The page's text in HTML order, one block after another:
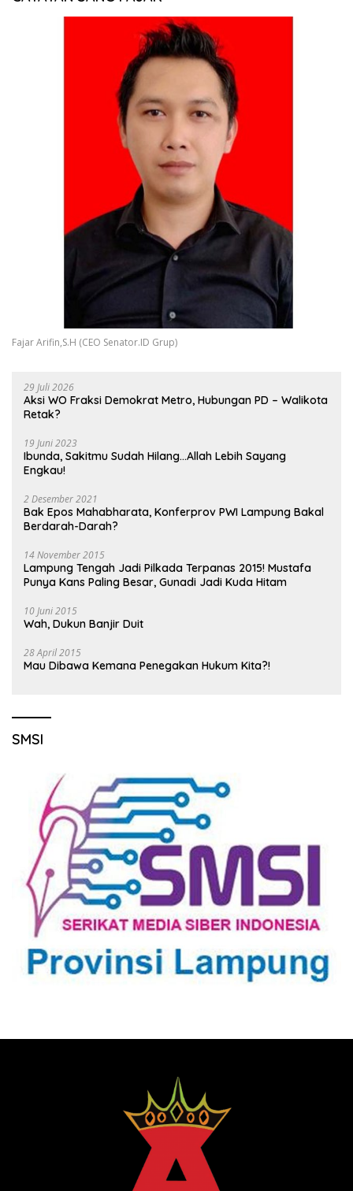
Fajar Arifin,S.H (CEO Senator.ID Grup)
29 Juli 2026
Aksi WO Fraksi Demokrat Metro, Hubungan PD – Walikota
Retak?
19 Juni 2023
Ibunda, Sakitmu Sudah Hilang…Allah Lebih Sayang
Engkau!
2 Desember 2021
Bak Epos Mahabharata, Konferprov PWI Lampung Bakal
Berdarah-Darah?
14 November 2015
Lampung Tengah Jadi Pilkada Terpanas 2015! Mustafa
Punya Kans Paling Besar, Gunadi Jadi Kuda Hitam
10 Juni 2015
Wah, Dukun Banjir Duit
28 April 2015
Mau Dibawa Kemana Penegakan Hukum Kita?!
SMSI